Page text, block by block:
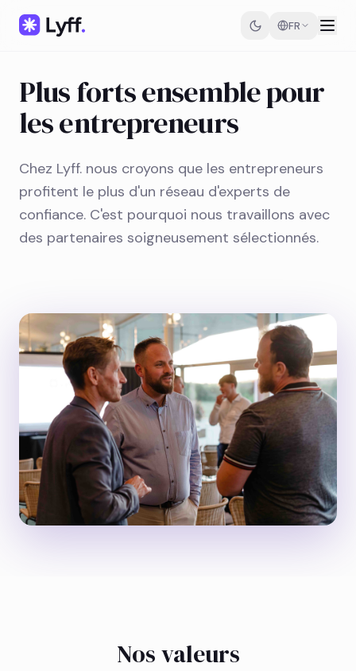
FR
Plus forts ensemble pour
les entrepreneurs
Chez Lyff. nous croyons que les entrepreneurs
profitent le plus d'un réseau d'experts de
confiance. C'est pourquoi nous travaillons avec
des partenaires soigneusement sélectionnés.
Nos valeurs